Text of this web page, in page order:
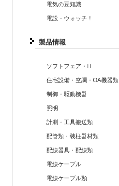
電気の豆知識
電設・ウォッチ！
製品情報
ソフトフェア・IT
住宅設備・空調・OA機器類
制御・駆動機器
照明
計測・工具搬送類
配管類・装柱器材類
配線器具・配線類
電線ケーブル
電線ケーブル類